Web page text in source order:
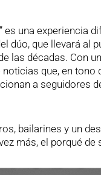
es una experiencia
dúo, que llevará al
las décadas. Con
que, en
a seguidores
bailarines y un
más, el porqué